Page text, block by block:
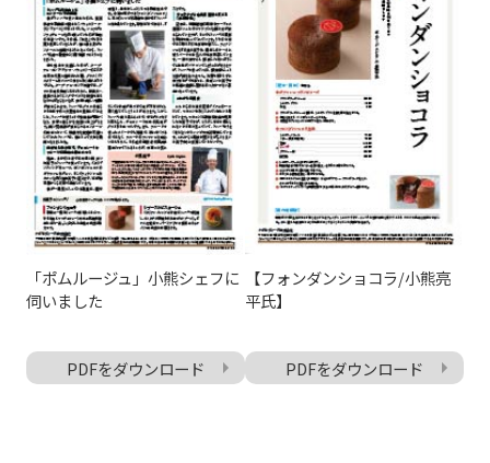
「ポムルージュ」小熊シェフに
伺いました
PDFをダウンロード
【フォンダンショコラ/小熊亮
平氏】
PDFをダウンロード